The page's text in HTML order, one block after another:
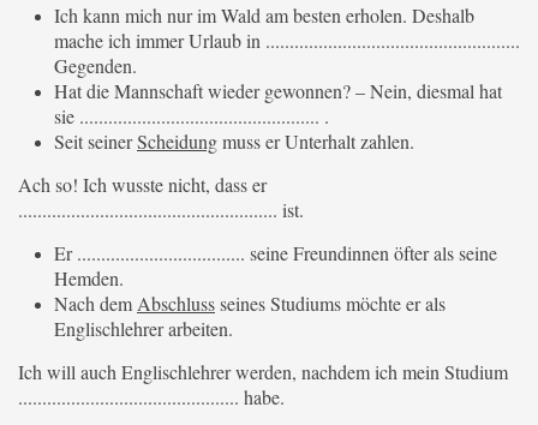
Ich kann mich nur im Wald am besten erholen. Deshalb
mache ich immer Urlaub in .....................................................
Gegenden.
Hat die Mannschaft wieder gewonnen? – Nein, diesmal hat
sie .................................................. .
Seit seinerScheidungmuss er Unterhalt zahlen.
Ach so! Ich wusste nicht, dass er
...................................................... ist.
Er ................................... seine Freundinnen öfter als seine
Hemden.
Nach dem Abschlussseines Studiums möchte er als
Englischlehrer arbeiten.
Ich will auch Englischlehrer werden, nachdem ich mein Studium
.............................................. habe.